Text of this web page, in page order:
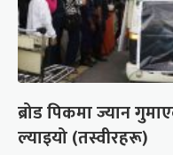
ब्रोड पिकमा ज्यान
ल्याइयो (तस्वीरहरू)